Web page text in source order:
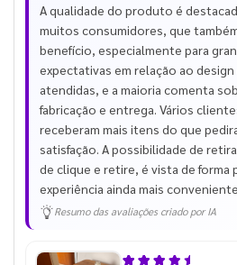
A qualidade do produto é
muitos consumidores, que
benefício, especialmente para
expectativas em relação ao
atendidas, e a maioria comenta
fabricação e entrega. Vários
receberam mais itens do que
satisfação. A possibilidade de
de clique e retire, é vista de forma
experiência ainda mais
Resumo das avaliações criado por IA